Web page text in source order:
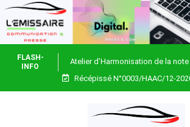
FLASH-
INFO
Atelier d’Harmonisation de la
Togo
Récépissé N°0003/HAAC/12-